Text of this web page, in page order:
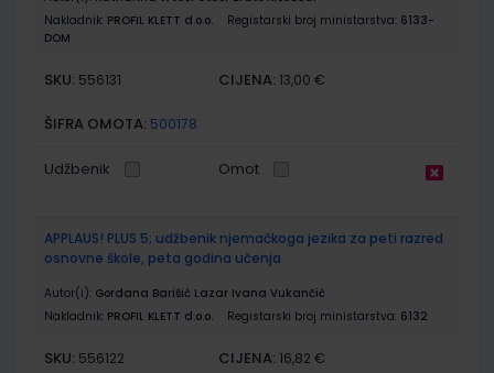
Nakladnik: PROFIL KLETT d.o.o. Registarski broj ministarstva: 6133-
DOM
SKU: 556131 CIJENA: 13,00 €
ŠIFRA OMOTA: 500178
Udžbenik Omot
APPLAUS! PLUS 5; udžbenik njemačkoga jezika za peti razred
osnovne škole, peta godina učenja
Autor(i): Gordana Barišić Lazar Ivana Vukančić
Nakladnik: PROFIL KLETT d.o.o. Registarski broj ministarstva: 6132
SKU: 556122 CIJENA: 16,82 €